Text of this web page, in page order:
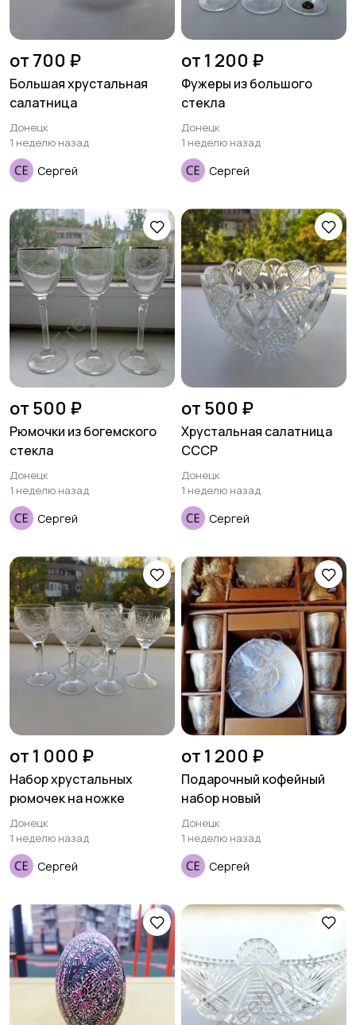
от 700 ₽
Большая хрустальная
салатница
Донецк
1 неделю назад
Сергей
от 1 200 ₽
Фужеры из большого
стекла
Донецк
1 неделю назад
Сергей
от 500 ₽
Рюмочки из богемского
стекла
Донецк
1 неделю назад
Сергей
от 500 ₽
Хрустальная салатница
СССР
Донецк
1 неделю назад
Сергей
от 1 000 ₽
Набор хрустальных
рюмочек на ножке
Донецк
1 неделю назад
Сергей
от 1 200 ₽
Подарочный кофейный
набор новый
Донецк
1 неделю назад
Сергей